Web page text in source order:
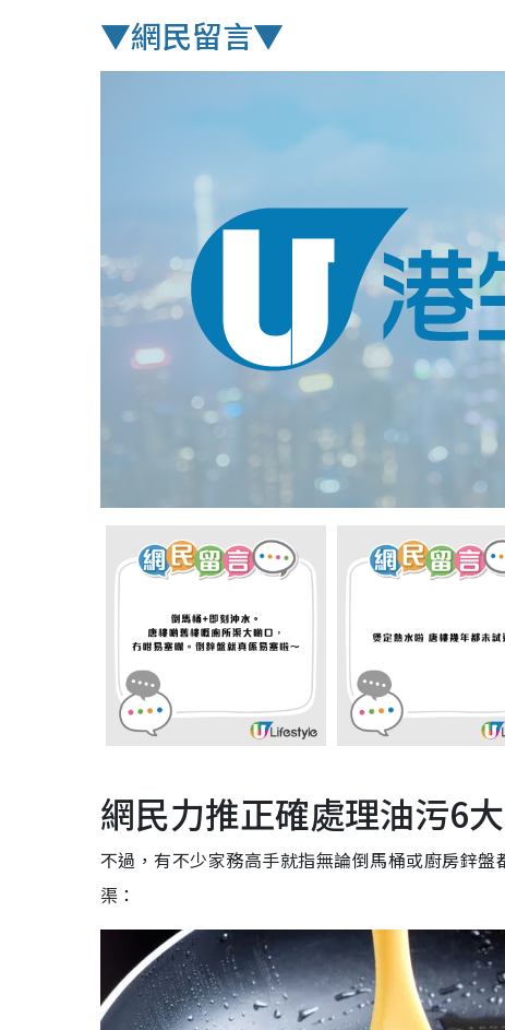
▼網民留言▼
網民力推正確處理油污6
不過，有不少家務高手就指無論倒馬桶或廚房鋅
渠：